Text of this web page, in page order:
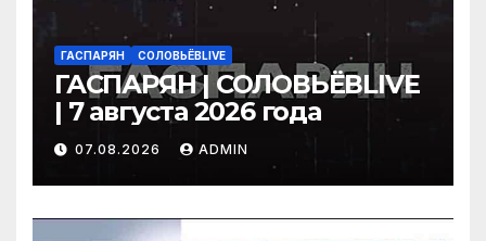
ГАСПАРЯН СОЛОВЬЁВLIVE
ГАСПАРЯН | СОЛОВЬЁВLIVE
| 7 августа 2026 года
07.08.2026 ADMIN